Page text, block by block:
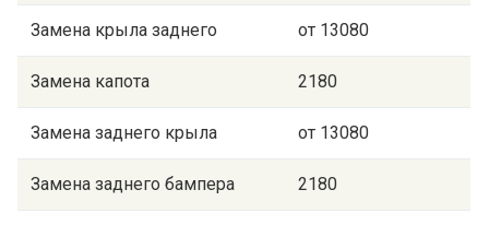
Замена крыла заднего от 13080
Замена капота 2180
Замена заднего крыла от 13080
Замена заднего бампера 2180